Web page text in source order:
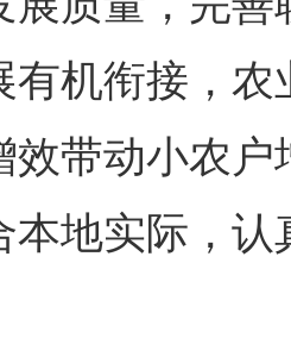
有机衔接，
效带动小农
本地实际，认